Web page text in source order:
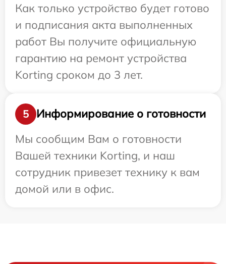
Как только устройство будет готово
и подписания акта выполненных
работ Вы получите официальную
гарантию на ремонт устройства
Korting сроком до 3 лет.
5
Информирование о готовности
Мы сообщим Вам о готовности
Вашей техники Korting, и наш
сотрудник привезет технику к вам
домой или в офис.